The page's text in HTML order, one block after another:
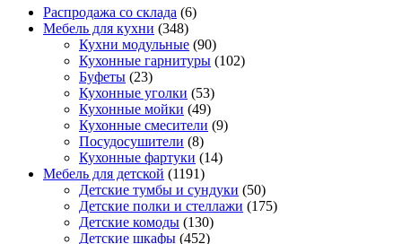
Распродажа со склада (6)
Мебель для кухни (348)
Кухни модульные (90)
Кухонные гарнитуры (102)
Буфеты (23)
Кухонные уголки (53)
Кухонные мойки (49)
Кухонные смесители (9)
Посудосушители (8)
Кухонные фартуки (14)
Мебель для детской (1191)
Детские тумбы и сундуки (50)
Детские полки и стеллажи (175)
Детские комоды (130)
Детские шкафы (452)